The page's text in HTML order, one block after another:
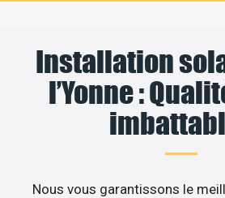
Installation
l’Yonne :
Nous vous garantissons le